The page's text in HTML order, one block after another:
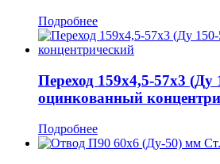
Подробнее
Переход 159x4,5-57x3 (Ду
оцинкованный
Подробнее